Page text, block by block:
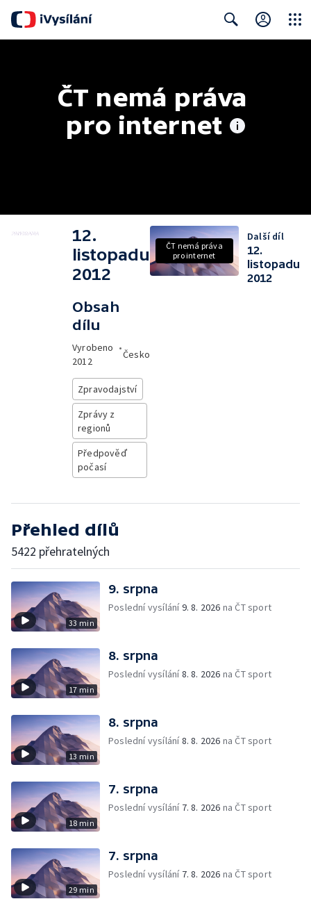
ČT nemá práva
pro internet
12.
listopadu
2012
Obsah
dílu
Vyrobeno
2012
•
Česko
Zpravodajství
Zprávy z
regionů
Předpověď
počasí
ČT nemá práva
pro internet
Další díl
12.
listopadu
2012
Přehled dílů
5422 přehratelných
33 min
9. srpna
Poslední vysílání9. 8. 2026 na ČT sport
17 min
8. srpna
Poslední vysílání8. 8. 2026 na ČT sport
13 min
8. srpna
Poslední vysílání8. 8. 2026 na ČT sport
18 min
7. srpna
Poslední vysílání 7. 8. 2026 na ČT sport
29 min
7. srpna
Poslední vysílání 7. 8. 2026 na ČT sport